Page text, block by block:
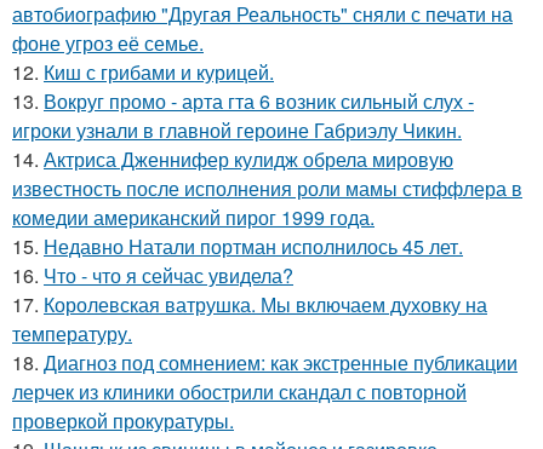
автобиографию "Другая Реальность" сняли с печати на
фоне угроз её семье.
12. Киш с грибами и курицей.
13. Вокруг промо - арта гта 6 возник сильный слух -
игроки узнали в главной героине Габриэлу Чикин.
14. Актриса Дженнифер кулидж обрела мировую
известность после исполнения роли мамы стиффлера в
комедии американский пирог 1999 года.
15. Недавно Натали портман исполнилось 45 лет.
16. Что - что я сейчас увидела?
17. Королевская ватрушка. Мы включаем духовку на
температуру.
18. Диагноз под сомнением: как экстренные публикации
лерчек из клиники обострили скандал с повторной
проверкой прокуратуры.